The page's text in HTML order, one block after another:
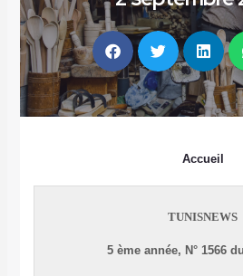
Accueil
TUNISNEWS
5 ème année, N° 1566